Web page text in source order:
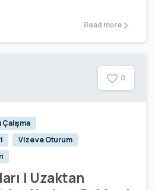
Read more
0
Vize ve Oturum
| Uzaktan